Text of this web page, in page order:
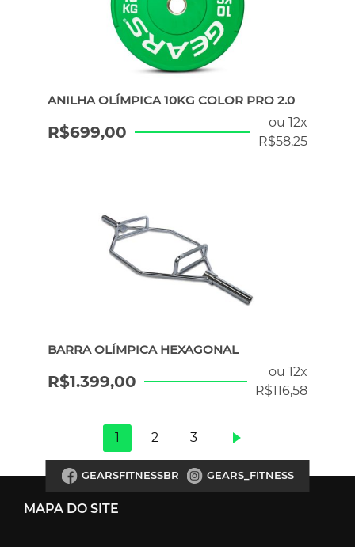
ANILHA OLÍMPICA 10KG COLOR PRO 2.0
ou 12x
R$58,25
R$699,00
BARRA OLÍMPICA HEXAGONAL
ou 12x
R$116,58
R$1.399,00
1 2 3
GEARSFITNESSBR GEARS_FITNESS
MAPA DO SITE